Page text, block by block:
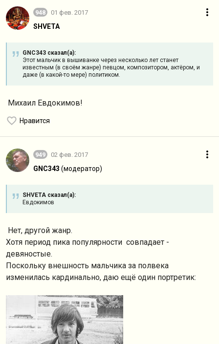
948 01 фев. 2017
SHVETA
GNC343 сказал(а):
Этот мальчик в вышиванке через несколько лет станет
известным (в своём жанре) певцом, композитором, актёром, и
даже (в какой-то мере) политиком.
Михаил Евдокимов!
Нравится
949 02 фев. 2017
GNC343 (модератор)
SHVETA сказал(а):
Евдокимов
Нет, другой жанр.
Хотя период пика популярности совпадает -
девяностые.
Поскольку внешность мальчика за полвека
изменилась кардинально, даю ещё один портретик: